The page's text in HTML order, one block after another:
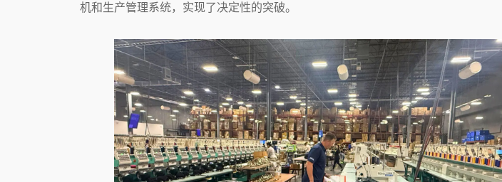
机和生产管理系统，实现了决定性的突破。